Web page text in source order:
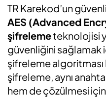
TR Karekod’un
AES (Advanced
şifrelemeteknolojisi
güvenliğini sağlamak
şifreleme algoritması
şifreleme, aynı
hem de çözülmesi için